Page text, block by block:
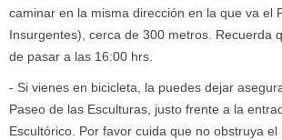
caminar en la misma dirección en la que va el
Insurgentes), cerca de 300 metros. Recuerda
de pasar a las 16:00 hrs.
- Si vienes en bicicleta, la puedes dejar
Paseo de las Esculturas, justo frente a la
Escultórico. Por favor cuida que no obstruya el